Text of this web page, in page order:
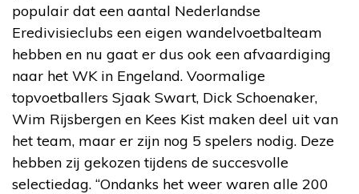
populair dat een aantal Nederlandse
Eredivisieclubs een eigen wandelvoetbalteam
hebben en nu gaat er dus ook een afvaardiging
naar het WK in Engeland. Voormalige
topvoetballers Sjaak Swart, Dick Schoenaker,
Wim Rijsbergen en Kees Kist maken deel uit van
het team, maar er zijn nog 5 spelers nodig. Deze
hebben zij gekozen tijdens de succesvolle
selectiedag. “Ondanks het weer waren alle 200